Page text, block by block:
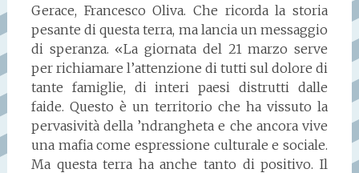
Gerace, Francesco Oliva. Che ricorda la storia
pesante di questa terra, ma lancia un messaggio
di speranza. «La giornata del 21 marzo serve
per richiamare l’attenzione di tutti sul dolore di
tante famiglie, di interi paesi distrutti dalle
faide. Questo è un territorio che ha vissuto la
pervasività della ’ndrangheta e che ancora vive
una mafia come espressione culturale e sociale.
Ma questa terra ha anche tanto di positivo. Il